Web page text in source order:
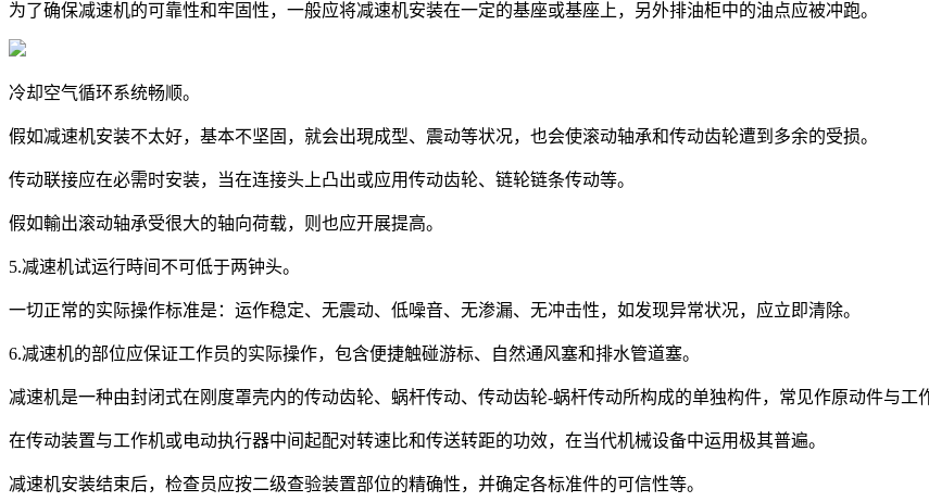
为了确保减速机的可靠性和牢固性，一般应将减速机安装在一定的基座或基座上，另外排油柜中的油点应被冲跑。
冷却空气循环系统畅顺。
假如减速机安装不太好，基本不坚固，就会出現成型、震动等状况，也会使滚动轴承和传动齿轮遭到多余的受损。
传动联接应在必需时安装，当在连接头上凸出或应用传动齿轮、链轮链条传动等。
假如輸出滚动轴承受很大的轴向荷载，则也应开展提高。
5.减速机试运行時间不可低于两钟头。
一切正常的实际操作标准是：运作稳定、无震动、低噪音、无渗漏、无冲击性，如发现异常状况，应立即清除。
6.减速机的部位应保证工作员的实际操作，包含便捷触碰游标、自然通风塞和排水管道塞。
减速机是一种由封闭式在刚度罩壳内的传动齿轮、蜗杆传动、传动齿轮-蜗杆传动所构成的单独构件，常见作原动件与工
在传动装置与工作机或电动执行器中间起配对转速比和传送转距的功效，在当代机械设备中运用极其普遍。
减速机安装结束后，检查员应按二级查验装置部位的精确性，并确定各标准件的可信性等。